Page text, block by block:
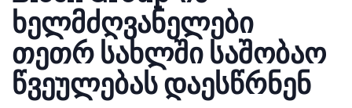
ხელმძღვანელები
თეთრ სახლში საშობაო
წვეულებას დაესწრნენ